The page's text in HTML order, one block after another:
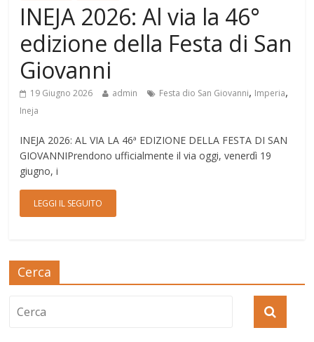
INEJA 2026: Al via la 46°
edizione della Festa di San
Giovanni
19 Giugno 2026 admin Festa dio San Giovanni, Imperia,
Ineja
INEJA 2026: AL VIA LA 46ª EDIZIONE DELLA FESTA DI SAN
GIOVANNIPrendono ufficialmente il via oggi, venerdì 19
giugno, i
LEGGI IL SEGUITO
Cerca